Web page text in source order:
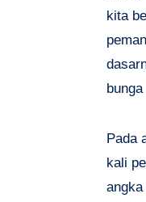
kita
Pada
kali